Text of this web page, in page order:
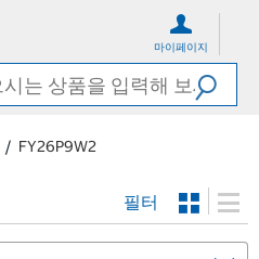
마이페이지
FY26P9W2
필터